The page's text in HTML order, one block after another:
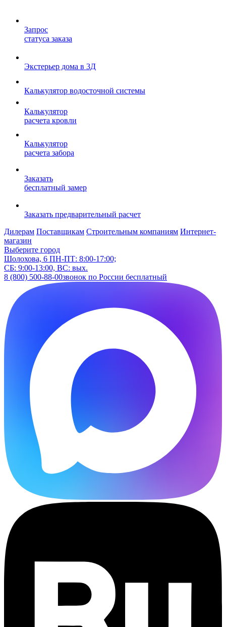
Запрос
статуса заказа
Экстерьер дома в 3Д
Калькулятор водосточной системы
Калькулятор
расчета кровли
Калькулятор
расчета забора
Заказать
бесплатный замер
Заказать предварительный расчет
Дилерам Поставщикам Строительным компаниям Интернет-
магазин
Выберите город
Шолохова, 6 ПН-ПТ: 8:00-17:00;
СБ: 9:00-13:00, ВС: вых.
8 (800) 500-88-00звонок по России бесплатный